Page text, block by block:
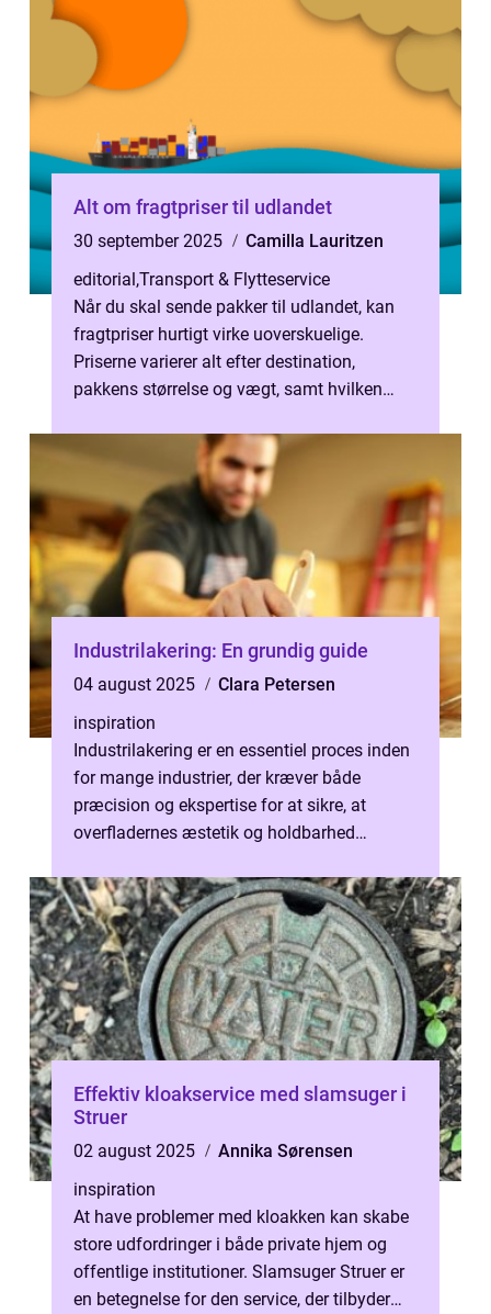
Alt om fragtpriser til udlandet
30 september 2025
Camilla Lauritzen
editorial,Transport & Flytteservice
Når du skal sende pakker til udlandet, kan
fragtpriser hurtigt virke uoverskuelige.
Priserne varierer alt efter destination,
pakkens størrelse og vægt, samt hvilken
Industrilakering: En grundig guide
04 august 2025
Clara Petersen
inspiration
Industrilakering er en essentiel proces inden
for mange industrier, der kræver både
præcision og ekspertise for at sikre, at
overfladernes æstetik og holdbarhed
Effektiv kloakservice med slamsuger i
Struer
02 august 2025
Annika Sørensen
inspiration
At have problemer med kloakken kan skabe
store udfordringer i både private hjem og
offentlige institutioner. Slamsuger Struer er
en betegnelse for den service, der tilbyder